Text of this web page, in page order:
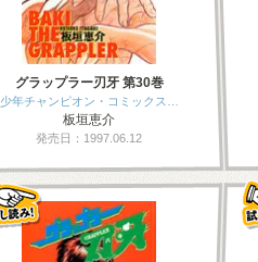
グラップラー刃牙 第30巻
少年チャンピオン・コミックス…
板垣恵介
発売日：1997.06.12